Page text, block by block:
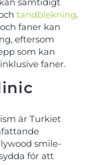
tandblekning.
faner kan
eftersom
som kan
faner.
är Turkiet
smile-
för att